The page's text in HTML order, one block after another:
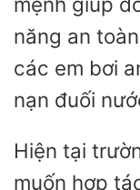
năng an
các em bơi
nạn đuối
Hiện tại
muốn hợp